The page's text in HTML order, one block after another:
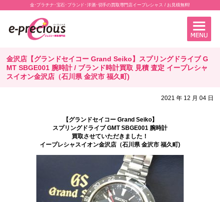
金･プラチナ･宝石･ブランド･洋酒･切手の買取専門店イープレシャス / お見積無料!
金沢店【グランドセイコー Grand Seiko】スプリングドライブ G
MT SBGE001 腕時計 / ブランド時計買取 見積 査定 イープレシャ
スイオン金沢店（石川県 金沢市 福久町)
2021 年 12 月 04 日
【グランドセイコー Grand Seiko】
スプリングドライブ GMT SBGE001 腕時計
買取させていただきました！
イープレシャスイオン金沢店（石川県 金沢市 福久町)